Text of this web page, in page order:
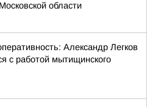
области
Александр Легков
с работой мытищинского